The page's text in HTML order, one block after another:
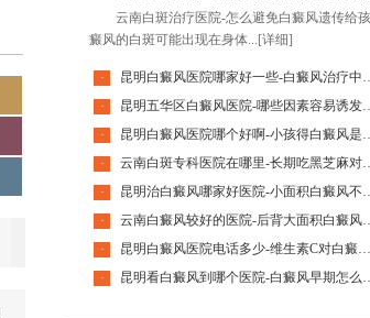
云南白斑治疗医院-怎么避免白癜风遗传给
癜风的白斑可能出现在身体... [详细]
· 昆明白癜风医院哪家
·
昆明五华区白癜风
·
昆明白癜风医院哪个好
·
云南白斑专科医院在哪里
·
昆明治白癜风哪家好
·
云南白癜风较好的医
·
昆明白癜风医院电话多少-维生素C对白癜风有害吗
·
昆明看白癜风到哪个